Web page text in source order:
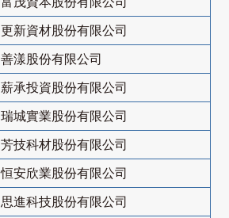
更新資材股份有限公司
善漾股份有限公司
薪承投資股份有限公司
瑞城實業股份有限公司
芳技科材股份有限公司
恒安欣業股份有限公司
思進科技股份有限公司